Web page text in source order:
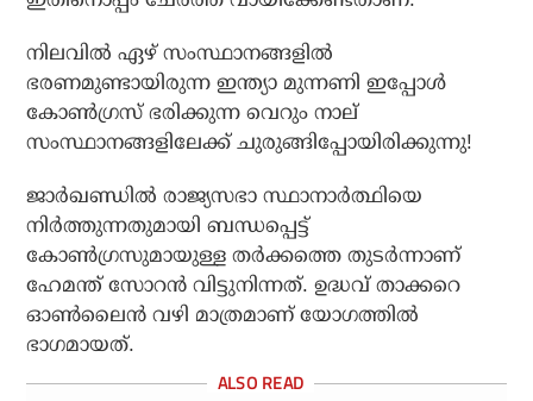
നിലവില്‍ ഏഴ് സംസ്ഥാനങ്ങളില്‍
ഭരണമുണ്ടായിരുന്ന ഇന്ത്യാ മുന്നണി ഇപ്പോള്‍
കോണ്‍ഗ്രസ് ഭരിക്കുന്ന വെറും നാല്
സംസ്ഥാനങ്ങളിലേക്ക് ചുരുങ്ങിപ്പോയിരിക്കുന്നു!
ജാര്‍ഖണ്ഡില്‍ രാജ്യസഭാ സ്ഥാനാര്‍ത്ഥിയെ
നിര്‍ത്തുന്നതുമായി ബന്ധപ്പെട്ട്
കോണ്‍ഗ്രസുമായുള്ള തര്‍ക്കത്തെ തുടര്‍ന്നാണ്
ഹേമന്ത് സോറന്‍ വിട്ടുനിന്നത്. ഉദ്ധവ് താക്കറെ
ഓണ്‍ലൈന്‍ വഴി മാത്രമാണ് യോഗത്തില്‍
ഭാഗമായത്.